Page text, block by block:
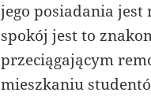
jego posiadania jest
spokój jest to
przeciągającym
mieszkaniu